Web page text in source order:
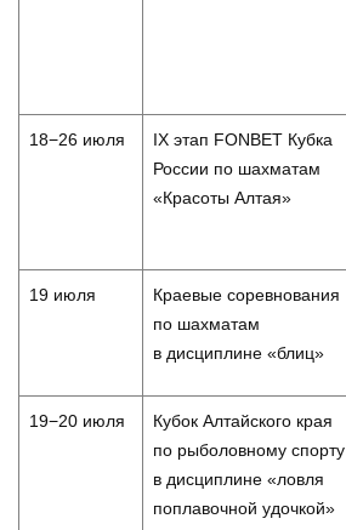
18−26 июля
IX этап FONBET Кубка
России по шахматам
«Красоты Алтая»
19 июля
Краевые соревнования
по шахматам
в дисциплине «блиц»
19−20 июля
Кубок Алтайского края
по рыболовному спорту
в дисциплине «ловля
поплавочной удочкой»